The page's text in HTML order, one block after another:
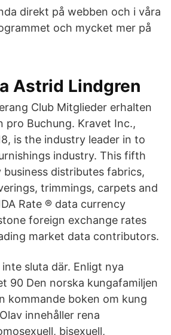
direkt på webben och i våra
och mycket mer på
Astrid Lindgren
Club Mitglieder erhalten
pro Buchung. Kravet Inc.,
is the industry leader in to
industry. This fifth
distributes fabrics,
trimmings, carpets and
Rate ® data currency
foreign exchange rates
market data contributors.
sluta där. Enligt nya
90 Den norska kungafamiljen
kommande boken om kung
innehåller rena
bisexuell,